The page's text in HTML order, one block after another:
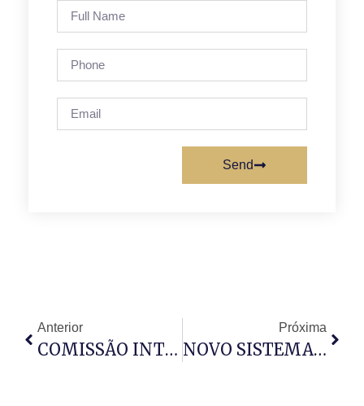
Send
Anterior
COMISSÃO INTER-ECLESIAL AFINA PREPARATIVOS
Próxima
NOVO SISTEMA DE GESTÃO DE BOLSAS DE ESTUDOS